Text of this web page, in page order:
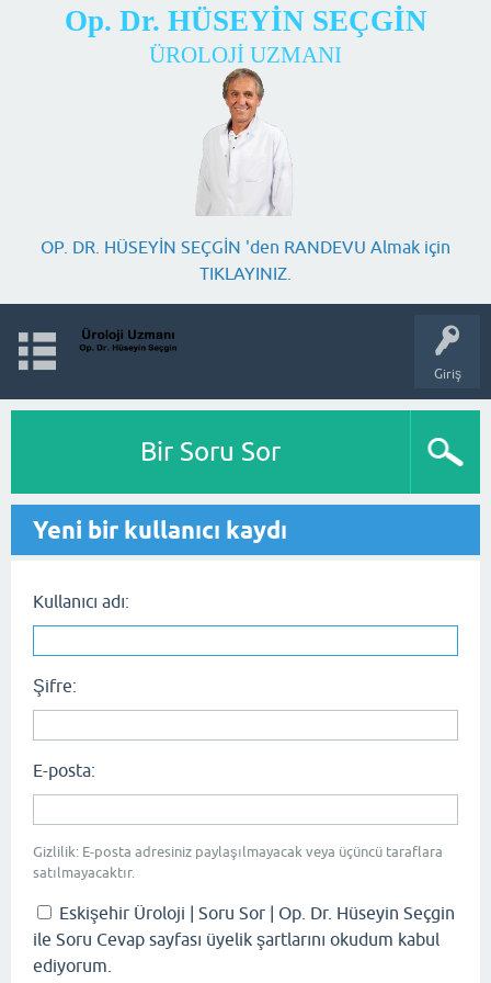
Op. Dr. HÜSEYİN SEÇGİN
ÜROLOJİ UZMANI
OP. DR. HÜSEYİN SEÇGİN 'den RANDEVU Almak için
TIKLAYINIZ.
Giriş
Bir Soru Sor
Yeni bir kullanıcı kaydı
Kullanıcı adı:
Şifre:
E-posta:
Gizlilik: E-posta adresiniz paylaşılmayacak veya üçüncü taraflara
satılmayacaktır.
Eskişehir Üroloji | Soru Sor | Op. Dr. Hüseyin Seçgin
ile Soru Cevap sayfası üyelik şartlarını okudum kabul
ediyorum.